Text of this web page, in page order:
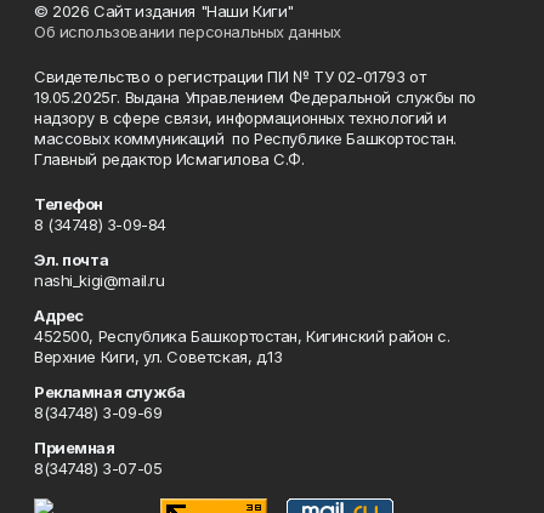
© 2026 Сайт издания "Наши Киги"
Об использовании персональных данных
Свидетельство о регистрации ПИ № ТУ 02-01793 от
19.05.2025г. Выдана Управлением Федеральной службы по
надзору в сфере связи, информационных технологий и
массовых коммуникаций по Республике Башкортостан.
Главный редактор Исмагилова С.Ф.
Телефон
8 (34748) 3-09-84
Эл. почта
nashi_kigi@mail.ru
Адрес
452500, Республика Башкортостан, Кигинский район с.
Верхние Киги, ул. Советская, д.13
Рекламная служба
8(34748) 3-09-69
Приемная
8(34748) 3-07-05